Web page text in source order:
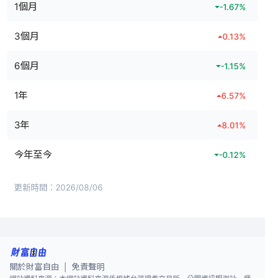
1個月 -1.67%
3個月 0.13%
6個月 -1.15%
1年 6.57%
3年 8.01%
今年至今 -0.12%
更新時間： 2026/08/06
關於財富自由 免責聲明